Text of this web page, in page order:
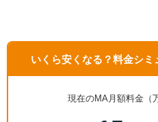
ゲ
シ
いくら安くなる？料金シミ
現在のMA月額料金（